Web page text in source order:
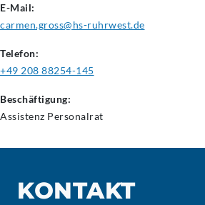
E-Mail:
carmen.gross@hs-ruhrwest.de
Telefon:
+49 208 88254-145
Beschäftigung:
Assistenz Personalrat
KONTAKT